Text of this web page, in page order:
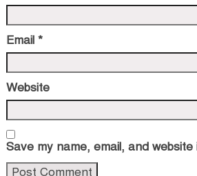
Email *
Website
Save my name, email, and